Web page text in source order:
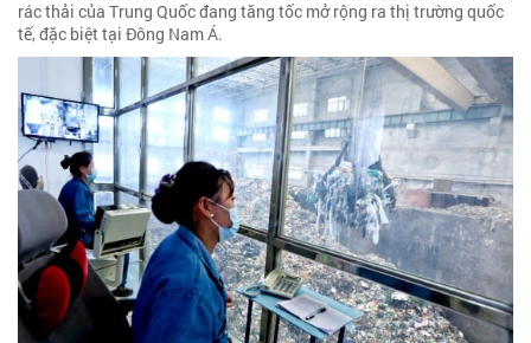
rác thải của Trung Quốc đang tăng tốc mở rộng ra thị trường quốc
tế, đặc biệt tại Đông Nam Á.